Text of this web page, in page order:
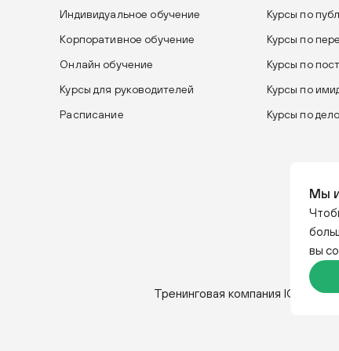
Мы
вы
Индивидуальное обучение
Курсы по
Корпоративное обучение
Курсы по
Онлайн обучение
Курсы по
Курсы для руководителей
Курсы по
Расписание
Курсы по
Тренинговая компания IGRO.